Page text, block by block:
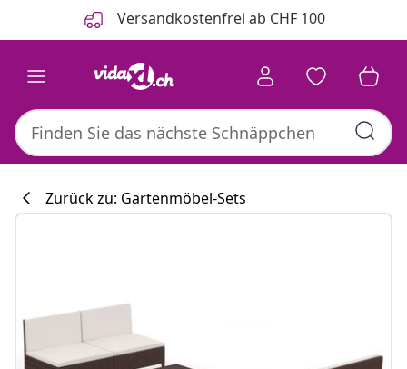
Versandkostenfrei ab CHF 100
Zurück zu: Gartenmöbel-Sets